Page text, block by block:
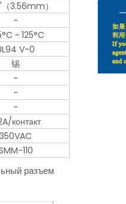
3.56mm）
-
~ 125°C
V-0
锡
-
-
-
контакт
350VAC
110
разъем